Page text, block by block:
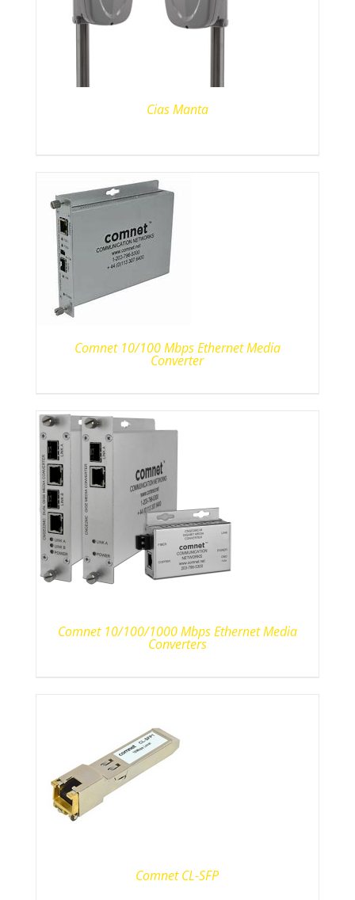
Cias Manta
Comnet 10/100 Mbps Ethernet Media
Converter
Comnet 10/100/1000 Mbps Ethernet Media
Converters
Comnet CL-SFP